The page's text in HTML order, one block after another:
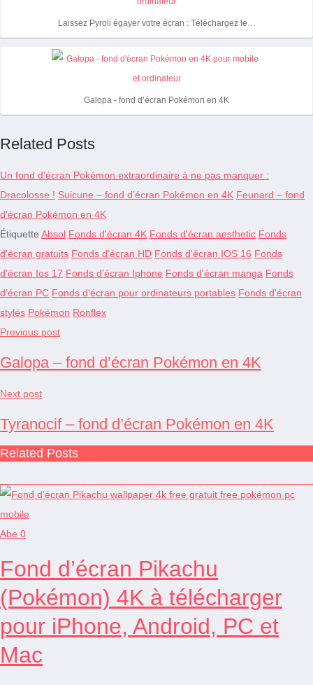
Laissez Pyroli égayer votre écran : Téléchargez le…
Galopa - fond d’écran Pokémon en 4K
Related Posts
Un fond d’écran Pokémon extraordinaire à ne pas manquer :
Dracolosse ! Suicune – fond d’écran Pokémon en 4K Feunard – fond
d’écran Pokémon en 4K
Étiquette Absol Fonds d'écran 4K Fonds d'écran aesthetic Fonds
d'écran gratuits Fonds d'écran HD Fonds d'écran IOS 16 Fonds
d'écran Ios 17 Fonds d'écran Iphone Fonds d'écran manga Fonds
d'écran PC Fonds d'écran pour ordinateurs portables Fonds d'écran
stylés Pokémon Ronflex
Previous post
Galopa – fond d’écran Pokémon en 4K
Next post
Tyranocif – fond d’écran Pokémon en 4K
Related Posts
Abe 0
Fond d’écran Pikachu
(Pokémon) 4K à télécharger
pour iPhone, Android, PC et
Mac